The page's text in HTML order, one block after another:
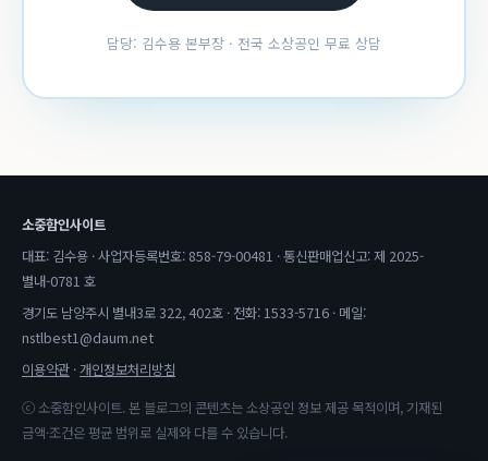
담당: 김수용 본부장 · 전국 소상공인 무료 상담
소중함인사이트
대표: 김수용 · 사업자등록번호: 858-79-00481 · 통신판매업신고: 제 2025-
별내-0781 호
경기도 남양주시 별내3로 322, 402호 · 전화: 1533-5716 · 메일:
nstlbest1@daum.net
이용약관 ·개인정보처리방침
ⓒ 소중함인사이트. 본 블로그의 콘텐츠는 소상공인 정보 제공 목적이며, 기재된
금액·조건은 평균 범위로 실제와 다를 수 있습니다.